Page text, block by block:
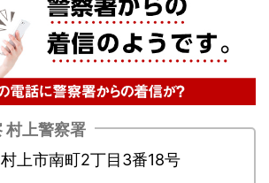
村上警察署
上市南町2丁目3番18号